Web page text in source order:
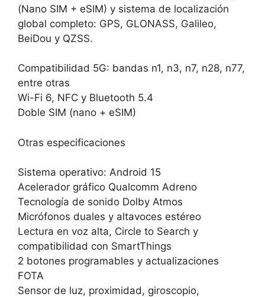
(Nano SIM + eSIM) y sistema de localización
global completo: GPS, GLONASS, Galileo,
BeiDou y QZSS.
Compatibilidad 5G: bandas n1, n3, n7, n28, n77,
entre otras
Wi-Fi 6, NFC y Bluetooth 5.4
Doble SIM (nano + eSIM)
Otras especificaciones
Sistema operativo: Android 15
Acelerador gráfico Qualcomm Adreno
Tecnología de sonido Dolby Atmos
Micrófonos duales y altavoces estéreo
Lectura en voz alta, Circle to Search y
compatibilidad con SmartThings
2 botones programables y actualizaciones
FOTA
Sensor de luz, proximidad, giroscopio,